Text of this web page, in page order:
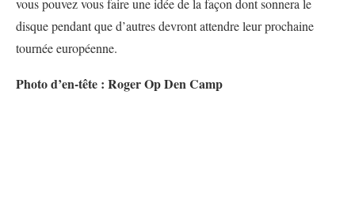
vous pouvez vous faire une idée de la façon dont sonnera le
disque pendant que d’autres devront attendre leur prochaine
tournée européenne.
Photo d’en-tête : Roger Op Den Camp